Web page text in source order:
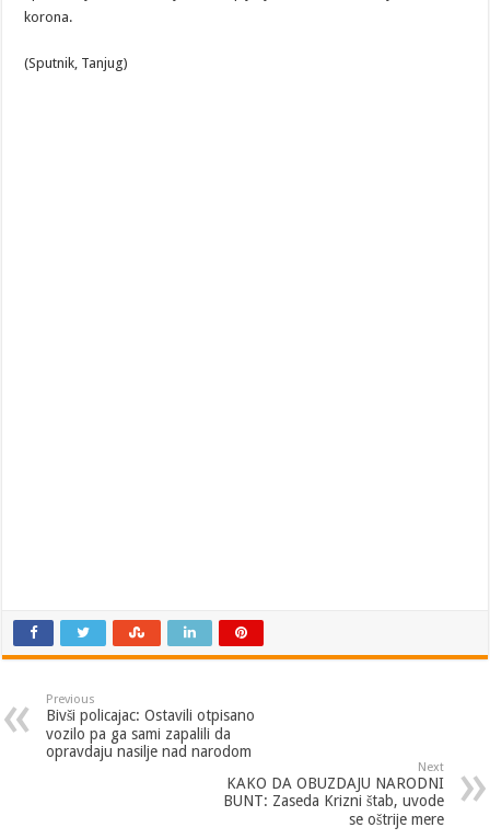
korona.
(Sputnik, Tanjug)
Previous
Bivši policajac: Ostavili otpisano
vozilo pa ga sami zapalili da
opravdaju nasilje nad narodom
Next
KAKO DA OBUZDAJU NARODNI
BUNT: Zaseda Krizni štab, uvode
se oštrije mere